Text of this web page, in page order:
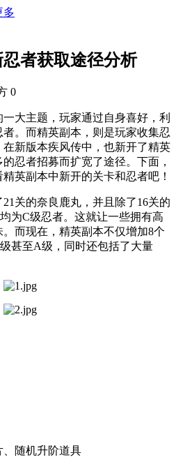
多
者获取途径分析
0
大主题，玩家通过自身喜好，利
。而精英副本，则是玩家收集忍
新版本疾风传中，也新开了精英
忍者招募而扩宽了途径。下面，
英副本中新开的关卡和忍者吧！
关的奈良鹿丸，并且除了16关的
为C级忍者。这就让一些拥有高
而现在，精英副本不仅增加8个
甚至A级，同时还包括了大量
随机升阶道具